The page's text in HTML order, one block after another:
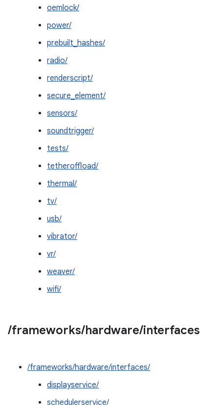
oemlock/
power/
prebuilt_hashes/
radio/
renderscript/
secure_element/
sensors/
soundtrigger/
tests/
tetheroffload/
thermal/
tv/
usb/
vibrator/
vr/
weaver/
wifi/
/frameworks/hardware/interfaces
/frameworks/hardware/interfaces/
displayservice/
schedulerservice/